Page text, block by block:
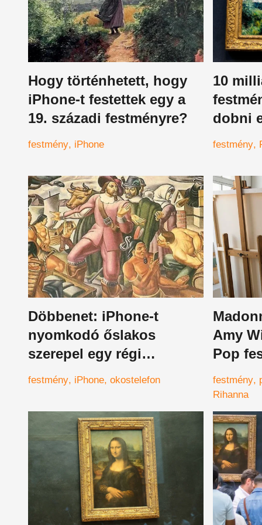
Hogy történhetett, hogy
iPhone-t festettek egy a
19. századi festményre?
festmény iPhone
10
dobni
francia
festmény
Döbbenet: iPhone-t
nyomkodó őslakos
szerepel egy régi
festményen - hogy
lehetséges ez?
festmény iPhone okostelefon
Amy
Pop
festmény
Rihanna